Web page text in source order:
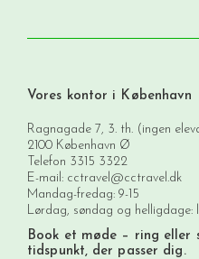
Vores kontor i København
Ragnagade 7, 3. th. (ingen
2100 København Ø
Telefon 3315 3322
E-mail: cctravel@cctravel.dk
Mandag-fredag: 9-15
Lørdag, søndag og helligdage:
Book et møde – ring eller
tidspunkt, der passer dig.